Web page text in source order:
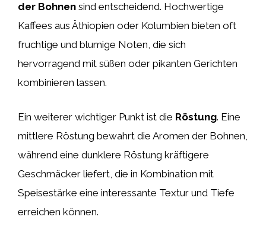
der Bohnen sind entscheidend. Hochwertige
Kaffees aus Äthiopien oder Kolumbien bieten oft
fruchtige und blumige Noten, die sich
hervorragend mit süßen oder pikanten Gerichten
kombinieren lassen.
Ein weiterer wichtiger Punkt ist die Röstung. Eine
mittlere Röstung bewahrt die Aromen der Bohnen,
während eine dunklere Röstung kräftigere
Geschmäcker liefert, die in Kombination mit
Speisestärke eine interessante Textur und Tiefe
erreichen können.